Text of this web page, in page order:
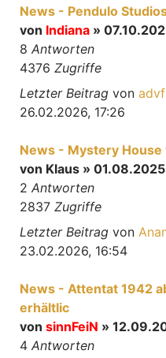
News - Pendulo
von Indiana »
8 Antworten
4376 Zugriffe
Letzter Beitrag von
26.02.2026, 17:26
News - Mystery
von Klaus »
2 Antworten
2837 Zugriffe
Letzter Beitrag von
23.02.2026, 16:54
News - Attentat 1942
erhältlic
von sinnFeiN »
4 Antworten